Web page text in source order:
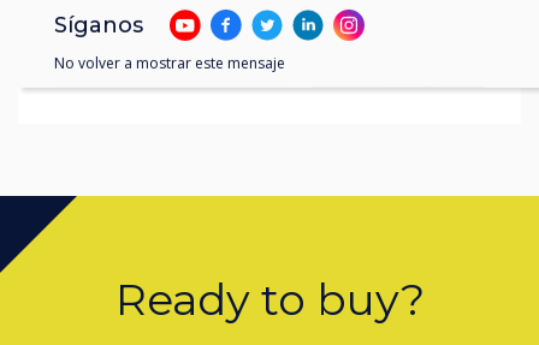
Ready to buy?
Síganos
No volver a mostrar este mensaje